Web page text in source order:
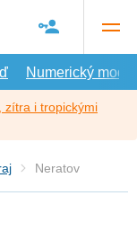
Numerický model
zítra i tropickými
Neratov